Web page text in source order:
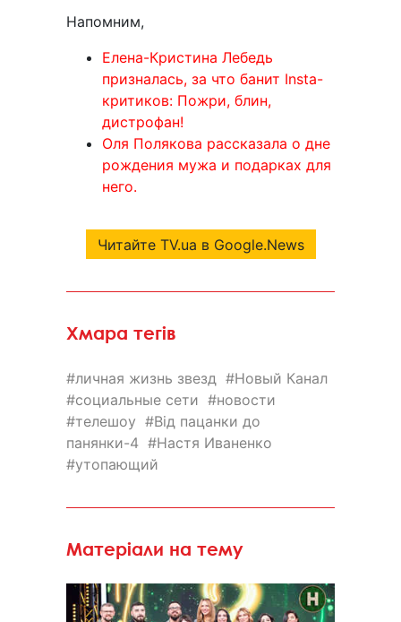
Напомним,
Елена-Кристина Лебедь
призналась, за что банит Insta-
критиков: Пожри, блин,
дистрофан!
Оля Полякова рассказала о дне
рождения мужа и подарках для
него.
Читайте TV.ua в Google.News
Хмара тегів
личная жизнь звезд
Новый Канал
социальные сети
новости
телешоу
Від пацанки до
панянки-4
Настя Иваненко
утопающий
Матеріали на тему